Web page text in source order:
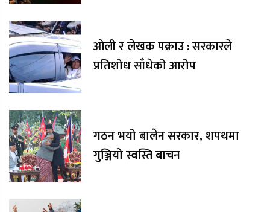
ओली र लेखक पक्राउ : सरकारले
प्रतिशोध साँधेको आरोप
गठन भयो बालेन सरकार, शपथमा
गुञ्जियो स्वस्ति बाचन